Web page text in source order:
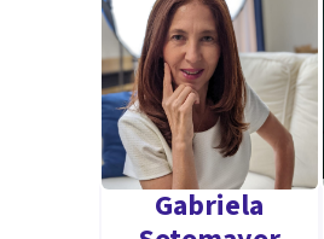
Gabriela